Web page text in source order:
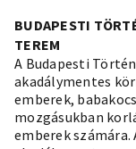
BUDAPESTI
TEREM
A Budapesti
akadálymentes
emberek,
mozgásukban
emberek számára.